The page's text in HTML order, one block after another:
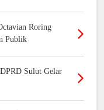
Roring
Publik
Sulut Gelar